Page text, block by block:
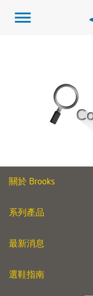
Toggle
關於 Brooks
系列產品
最新消息
選鞋指南